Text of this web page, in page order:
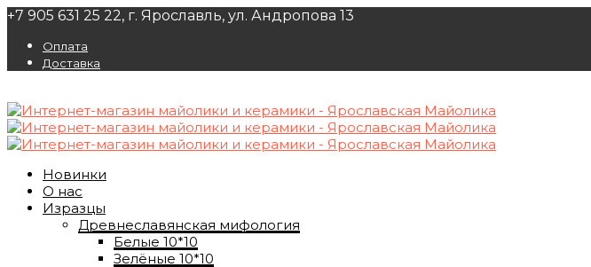
+7 905 631 25 22, г. Ярославль, ул. Андропова 13
Оплата
Доставка
Новинки
О нас
Изразцы
Древнеславянская мифология
Белые 10*10
Зелёные 10*10